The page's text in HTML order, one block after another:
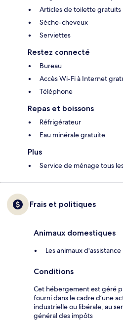
Articles de toilette gratuits
Sèche-cheveux
Serviettes
Restez connecté
Bureau
Accès Wi-Fi à Internet
Téléphone
Repas et boissons
Réfrigérateur
Eau minérale gratuite
Plus
Service de ménage tous
Frais et politiques
Animaux domestiques
Les animaux
Conditions
Cet hébergement est géré
fourni dans le cadre d’une
industrielle ou libérale, au
général des impôts